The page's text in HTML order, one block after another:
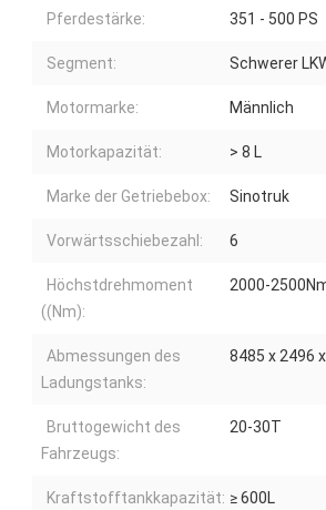
Pferdestärke: 351 - 500 PS
Segment: Schwerer
Motormarke: Männlich
Motorkapazität: > 8 L
Marke der Getriebebox: Sinotruk
Vorwärtsschiebezahl: 6
Höchstdrehmoment
((Nm):
2000-
Abmessungen des
Ladungstanks:
8485 x 2496
Bruttogewicht des
Fahrzeugs:
20-30T
Kraftstofftankkapazität: ≥ 600L